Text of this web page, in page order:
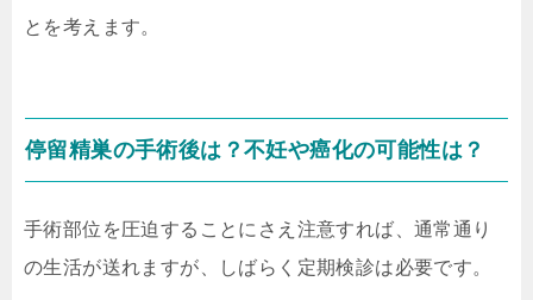
とを考えます。
停留精巣の手術後は？不妊や癌化の可能性は？
手術部位を圧迫することにさえ注意すれば、通常通り
の生活が送れますが、しばらく定期検診は必要です。